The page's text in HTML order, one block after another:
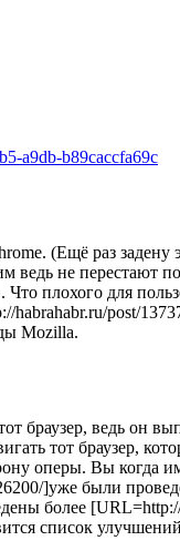
a9db-b89caccfa69c
(Ещё раз задену
не перестают
плохого для
post/
Mozilla.
ведь он
тот браузер,
оперы. Вы когда
]уже были
более
список